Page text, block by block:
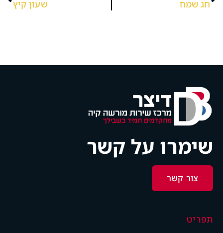
חג שמח
שעון קיץ
שימרו על קשר
צור קשר
תפריט